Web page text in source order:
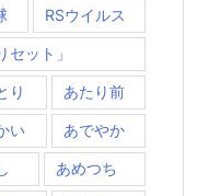
RSウイルス
セット」
り あたり前
い あでやか
あめつち